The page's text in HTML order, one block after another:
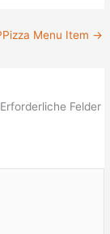
Menu Item →
Erforderliche Felder